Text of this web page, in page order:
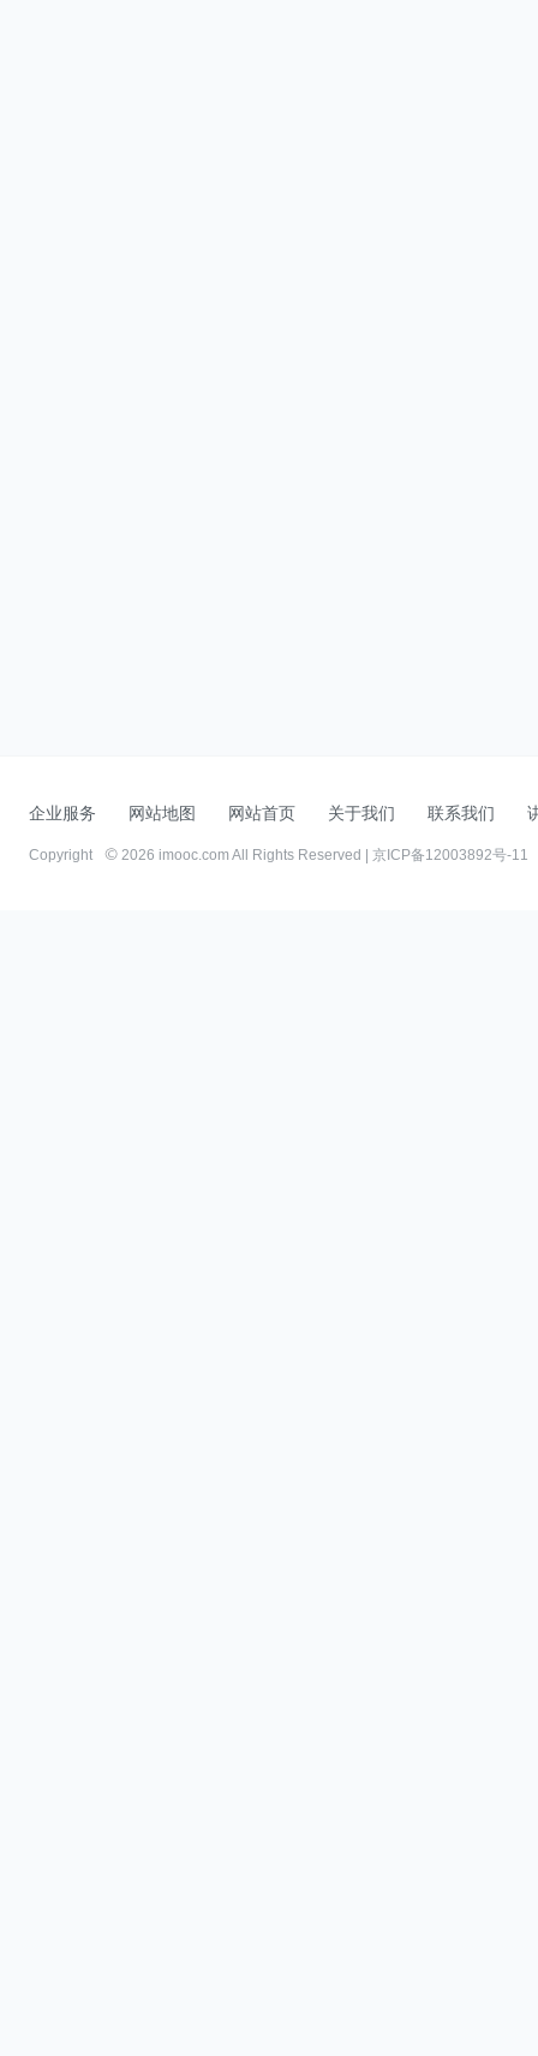
企业服务 网站地图 网站首页 关于我们 联系我们
Copyright 2026 imooc.com All Rights Reserved | 京ICP备12003892号-11